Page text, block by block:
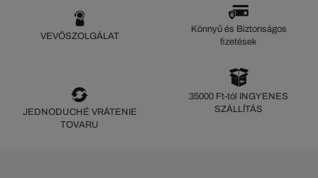
VEVŐSZOLGÁLAT
Könnyű és Biztonságos
fizetések
JEDNODUCHÉ VRÁTENIE
TOVARU
35000 Ft-tól INGYENES
SZÁLLÍTÁS